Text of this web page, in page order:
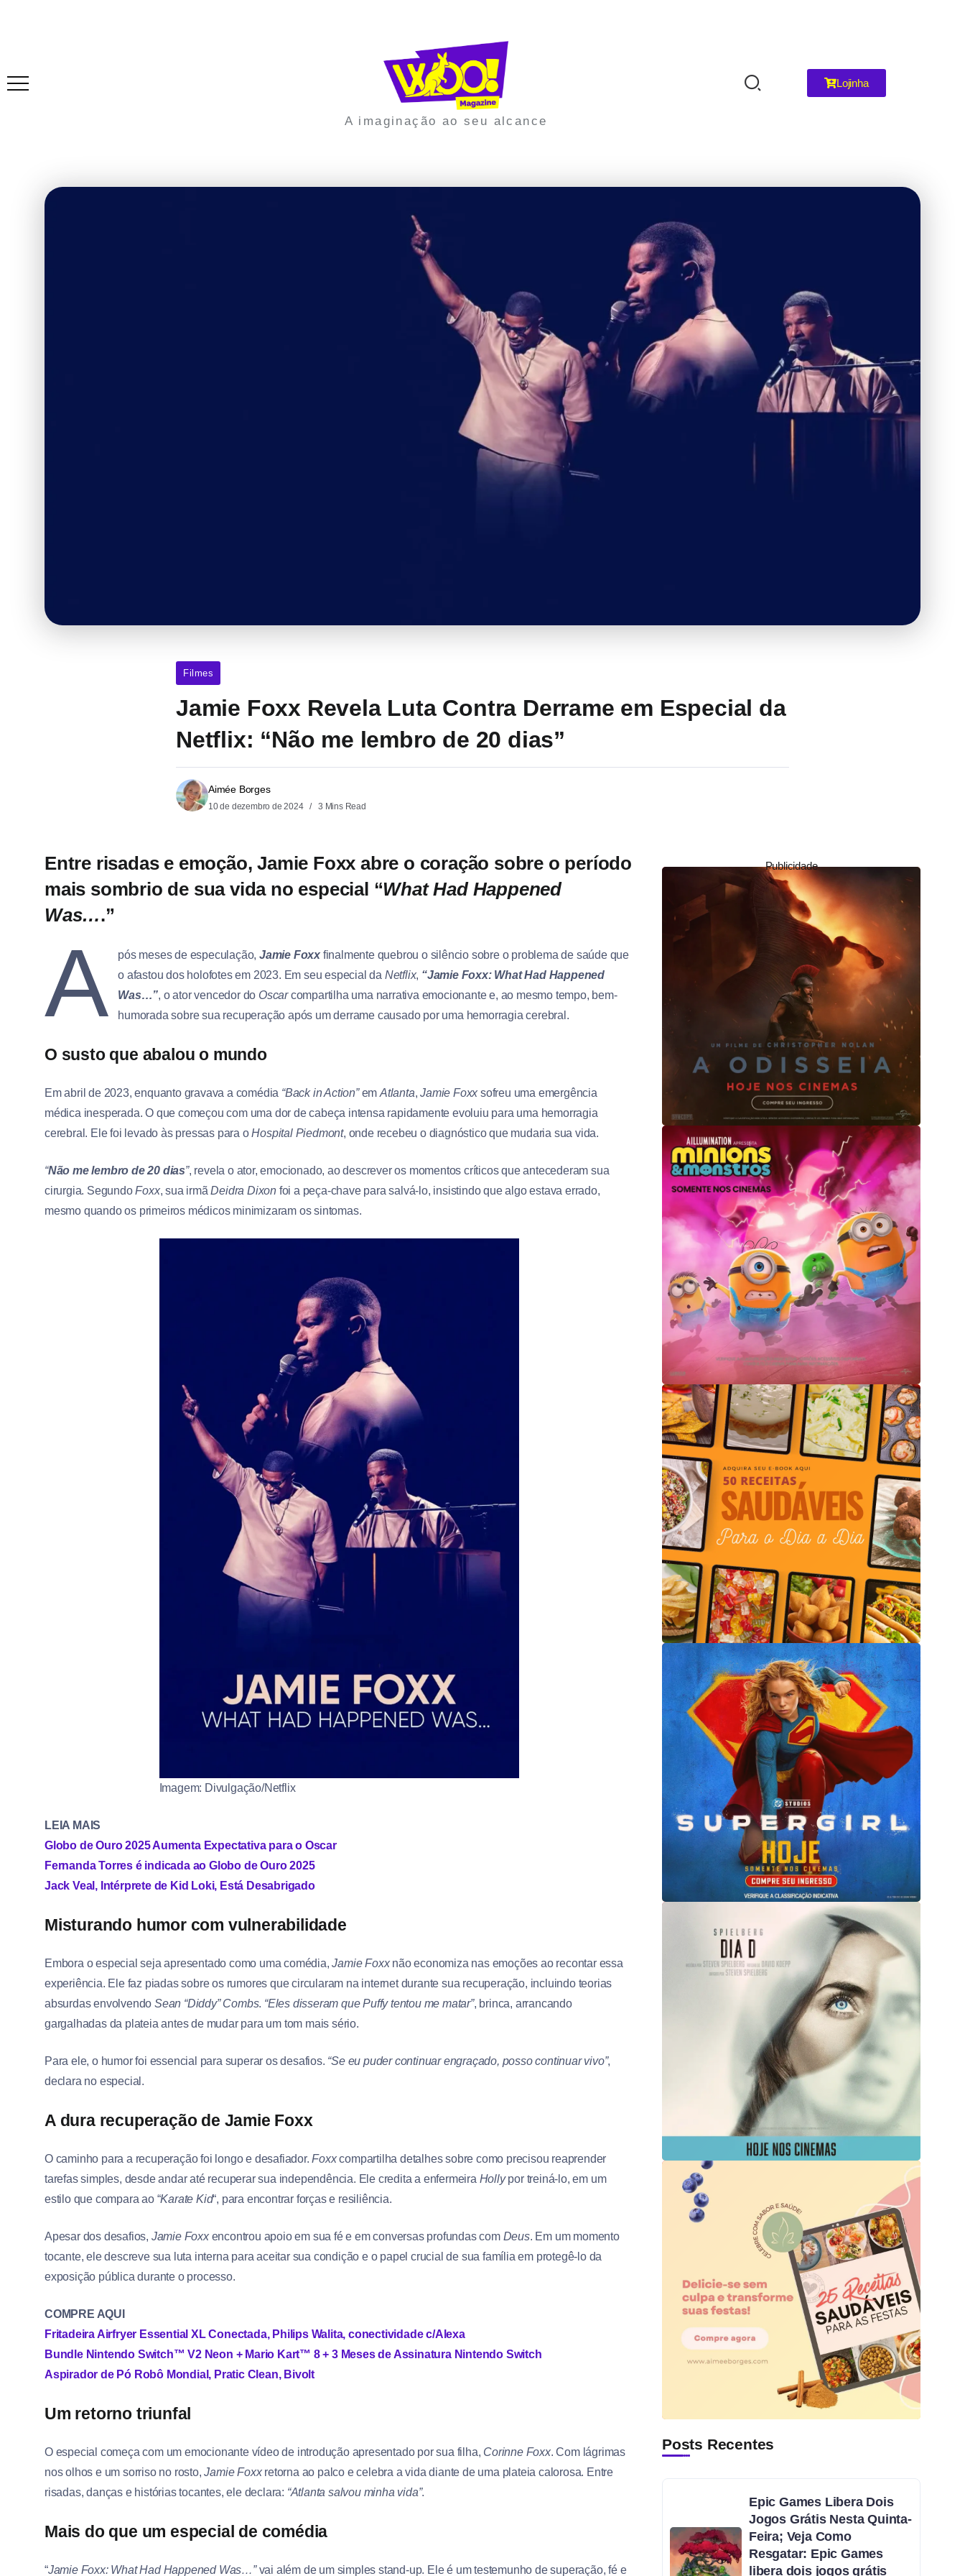
A imaginação ao seu alcance
Lojinha
Filmes
Jamie Foxx Revela Luta Contra Derrame em Especial da
Netflix: “Não me lembro de 20 dias”
Aimée Borges
10 de dezembro de 2024 3 Mins Read
Entre risadas e emoção, Jamie Foxx abre o coração sobre o período
mais sombrio de sua vida no especial “What Had Happened
Was….”
A pós meses de especulação,Jamie Foxx finalmente quebrou o silêncio sobre o problema de saúde que
o afastou dos holofotes em 2023. Em seu especial da Netflix, “Jamie Foxx: What Had Happened
Was…”, o ator vencedor do Oscarcompartilha uma narrativa emocionante e, ao mesmo tempo, bem-
humorada sobre sua recuperação após um derrame causado por uma hemorragia cerebral.
O susto que abalou o mundo
Em abril de 2023, enquanto gravava a comédia “Back in Action”emAtlanta,Jamie Foxxsofreu uma emergência
médica inesperada. O que começou com uma dor de cabeça intensa rapidamente evoluiu para uma hemorragia
cerebral. Ele foi levado às pressas para oHospital Piedmont, onde recebeu o diagnóstico que mudaria sua vida.
“Não me lembro de 20 dias”, revela o ator, emocionado, ao descrever os momentos críticos que antecederam sua
cirurgia. SegundoFoxx, sua irmãDeidra Dixon foi a peça-chave para salvá-lo, insistindo que algo estava errado,
mesmo quando os primeiros médicos minimizaram os sintomas.
Imagem: Divulgação/Netflix
LEIA MAIS
Globo de Ouro 2025 Aumenta Expectativa para o Oscar
Fernanda Torres é indicada ao Globo de Ouro 2025
Jack Veal, Intérprete de Kid Loki, Está Desabrigado
Misturando humor com vulnerabilidade
Embora o especial seja apresentado como uma comédia,Jamie Foxxnão economiza nas emoções ao recontar essa
experiência. Ele faz piadas sobre os rumores que circularam na internet durante sua recuperação, incluindo teorias
absurdas envolvendoSean “Diddy” Combs. “Eles disseram que Puffy tentou me matar”, brinca, arrancando
gargalhadas da plateia antes de mudar para um tom mais sério.
Para ele, o humor foi essencial para superar os desafios. “Se eu puder continuar engraçado, posso continuar vivo”,
declara no especial.
A dura recuperação de Jamie Foxx
O caminho para a recuperação foi longo e desafiador.Foxxcompartilha detalhes sobre como precisou reaprender
tarefas simples, desde andar até recuperar sua independência. Ele credita a enfermeira Hollypor treiná-lo, em um
estilo que compara ao “Karate Kid“, para encontrar forças e resiliência.
Apesar dos desafios, Jamie Foxxencontrou apoio em sua fé e em conversas profundas com Deus. Em um momento
tocante, ele descreve sua luta interna para aceitar sua condição e o papel crucial de sua família em protegê-lo da
exposição pública durante o processo.
COMPRE AQUI
Fritadeira Airfryer Essential XL Conectada, Philips Walita, conectividade c/Alexa
Bundle Nintendo Switch™ V2 Neon + Mario Kart™ 8 + 3 Meses de Assinatura Nintendo Switch
Aspirador de Pó Robô Mondial, Pratic Clean, Bivolt
Um retorno triunfal
O especial começa com um emocionante vídeo de introdução apresentado por sua filha, Corinne Foxx. Com lágrimas
nos olhos e um sorriso no rosto,Jamie Foxxretorna ao palco e celebra a vida diante de uma plateia calorosa. Entre
risadas, danças e histórias tocantes, ele declara: “Atlanta salvou minha vida”.
Mais do que um especial de comédia
“Jamie Foxx: What Had Happened Was…”vai além de um simples stand-up. Ele é um testemunho de superação, fé e
Publicidade
Posts Recentes
Epic Games Libera Dois
Jogos Grátis Nesta Quinta-
Feira; Veja Como
Resgatar: Epic Games
libera dois jogos grátis